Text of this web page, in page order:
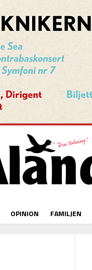
OPINION FAMILJEN